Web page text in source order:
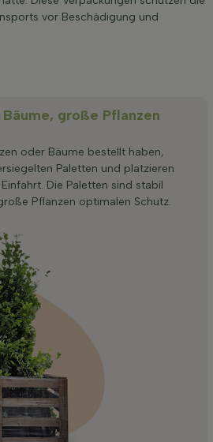
vor Beschädigung und
große Pflanzen
oder Bäume bestellt haben,
Paletten und platzieren
Die Paletten sind stabil
Pflanzen optimalen Schutz.